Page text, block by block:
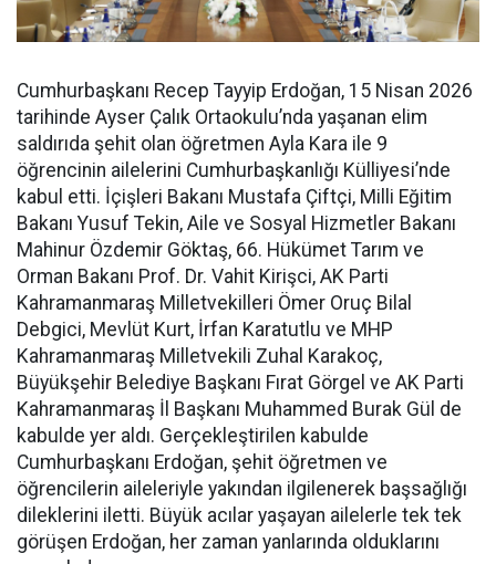
Cumhurbaşkanı Recep Tayyip Erdoğan, 15 Nisan 2026
tarihinde Ayser Çalık Ortaokulu’nda yaşanan elim
saldırıda şehit olan öğretmen Ayla Kara ile 9
öğrencinin ailelerini Cumhurbaşkanlığı Külliyesi’nde
kabul etti. İçişleri Bakanı Mustafa Çiftçi, Milli Eğitim
Bakanı Yusuf Tekin, Aile ve Sosyal Hizmetler Bakanı
Mahinur Özdemir Göktaş, 66. Hükümet Tarım ve
Orman Bakanı Prof. Dr. Vahit Kirişci, AK Parti
Kahramanmaraş Milletvekilleri Ömer Oruç Bilal
Debgici, Mevlüt Kurt, İrfan Karatutlu ve MHP
Kahramanmaraş Milletvekili Zuhal Karakoç,
Büyükşehir Belediye Başkanı Fırat Görgel ve AK Parti
Kahramanmaraş İl Başkanı Muhammed Burak Gül de
kabulde yer aldı. Gerçekleştirilen kabulde
Cumhurbaşkanı Erdoğan, şehit öğretmen ve
öğrencilerin aileleriyle yakından ilgilenerek başsağlığı
dileklerini iletti. Büyük acılar yaşayan ailelerle tek tek
görüşen Erdoğan, her zaman yanlarında olduklarını